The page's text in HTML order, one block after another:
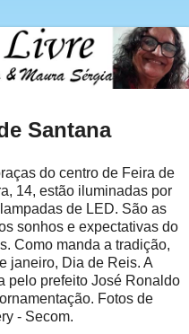
Santana
do centro de Feira de
14, estão iluminadas por
de LED. São as
sonhos e expectativas do
Como manda a tradição,
janeiro, Dia de Reis. A
pelo prefeito José Ronaldo
Fotos de
- Secom.